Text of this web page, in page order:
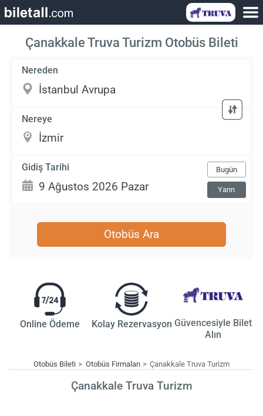
Çanakkale Truva Turizm Otobüs Bileti
Nereden
Nereye
Gidiş Tarihi Bugün
Yarın
Otobüs Ara
Online Ödeme Kolay Rezervasyon Güvencesiyle Bilet
Alın
Otobüs Bileti Otobüs Firmaları Çanakkale Truva Turizm
Çanakkale Truva Turizm